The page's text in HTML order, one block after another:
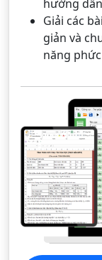
hướng dẫn
Giải các
giản và
năng